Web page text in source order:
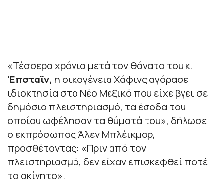
«Τέσσερα χρόνια μετά τον θάνατο του κ.
Έπσταϊν, η οικογένεια Χάφινς αγόρασε
ιδιοκτησία στο Νέο Μεξικό που είχε βγει σε
δημόσιο πλειστηριασμό, τα έσοδα του
οποίου ωφέλησαν τα θύματά του», δήλωσε
ο εκπρόσωπος Άλεν Μπλέικμορ,
προσθέτοντας: «Πριν από τον
πλειστηριασμό, δεν είχαν επισκεφθεί ποτέ
το ακίνητο».